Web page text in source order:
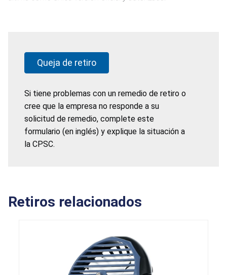
Queja de retiro
Si tiene problemas con un remedio de retiro o
cree que la empresa no responde a su
solicitud de remedio, complete este
formulario (en inglés) y explique la situación a
la CPSC.
Retiros relacionados